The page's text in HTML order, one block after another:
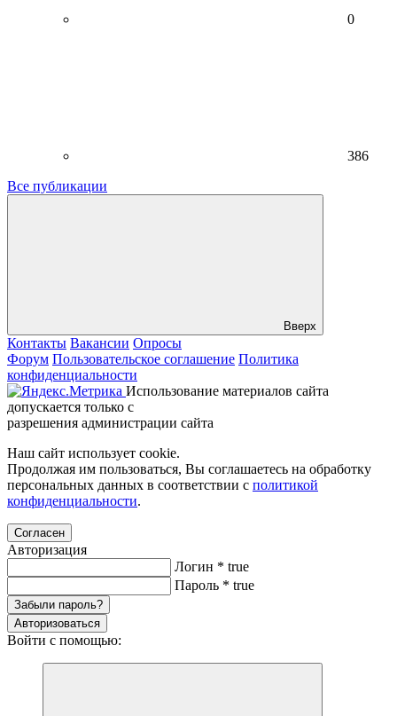
0
386
Все публикации
Вверх
Контакты Вакансии Опросы
Форум Пользовательское соглашение Политика
конфиденциальности
Использование материалов сайта
допускается только с
разрешения администрации сайта
Наш сайт использует cookie.
Продолжая им пользоваться, Вы соглашаетесь на обработку
персональных данных в соответствии с политикой
конфиденциальности.
Согласен
Авторизация
Логин * true
Пароль * true
Забыли пароль?
Авторизоваться
Войти с помощью: